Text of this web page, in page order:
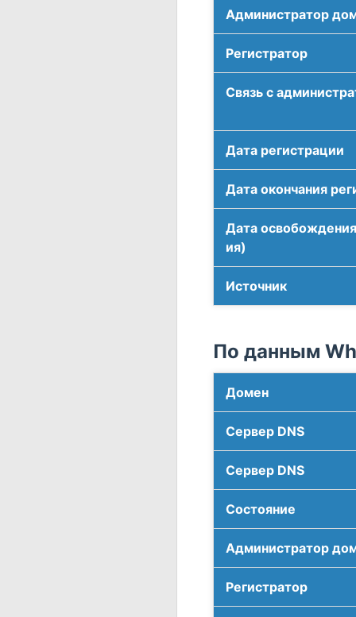
Администратор
Регистратор
Связь с
Дата регистрации
Дата окончания
Дата
ия)
Источник
По данным
Домен
Сервер DNS
Сервер DNS
Соcтояние
Администратор
Регистратор